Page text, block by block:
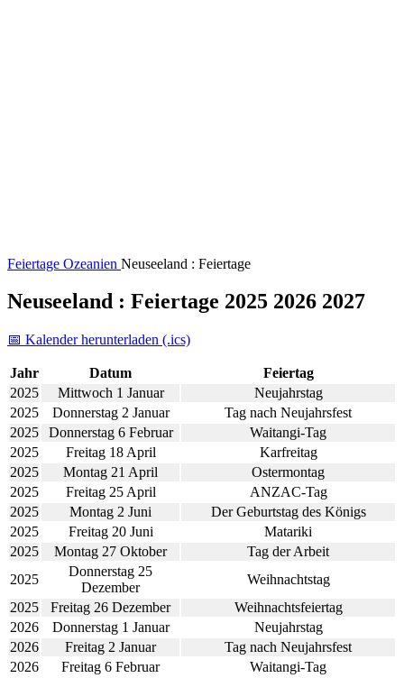
Feiertage Ozeanien Neuseeland : Feiertage
Neuseeland : Feiertage 2025 2026 2027
📅 Kalender herunterladen (.ics)
Jahr Datum
Feiertag
2025
Mittwoch 1 Januar
Neujahrstag
2025
Donnerstag 2 Januar
Tag nach Neujahrsfest
2025
Donnerstag 6 Februar
Waitangi-Tag
2025
Freitag 18 April
Karfreitag
2025
Montag 21 April
Ostermontag
2025
Freitag 25 April
ANZAC-Tag
2025
Montag 2 Juni
Der Geburtstag des Königs
2025
Freitag 20 Juni
Matariki
2025
Montag 27 Oktober
Tag der Arbeit
2025
Donnerstag 25
Dezember
Weihnachtstag
2025
Freitag 26 Dezember
Weihnachtsfeiertag
2026
Donnerstag 1 Januar
Neujahrstag
2026
Freitag 2 Januar
Tag nach Neujahrsfest
2026
Freitag 6 Februar
Waitangi-Tag